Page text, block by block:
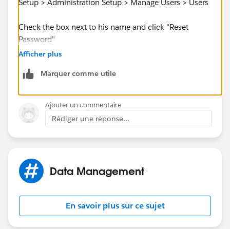
Setup > Administration Setup > Manage Users > Users
Check the box next to his name and click "Reset
Password"
Afficher plus
Marquer comme utile
Ajouter un commentaire
Rédiger une réponse...
Data Management
En savoir plus sur ce sujet